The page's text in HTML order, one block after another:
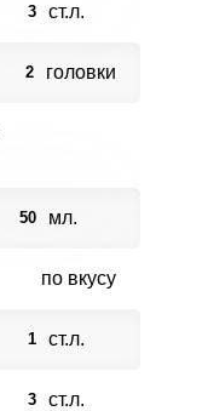
3 ст.л.
2 головки
50 мл.
по вкусу
1 ст.л.
3 ст.л.